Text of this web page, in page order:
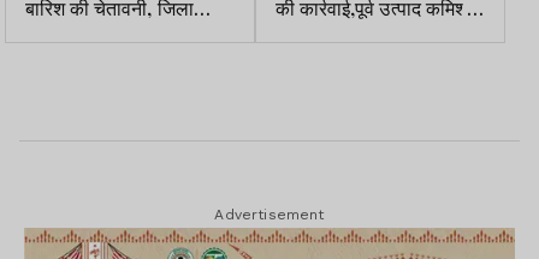
बारिश की चेतावनी, जिला
प्रशासन ने अलर्ट जारी किया
की कार्रवाई,पूर्व उत्पाद कमिश्नर
गिरफ्तार
Advertisement